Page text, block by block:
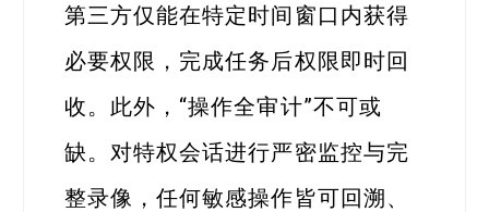
第三方仅能在特定时间窗口内获得
必要权限，完成任务后权限即时回
收。此外，“操作全审计”不可或
缺。对特权会话进行严密监控与完
整录像，任何敏感操作皆可回溯、